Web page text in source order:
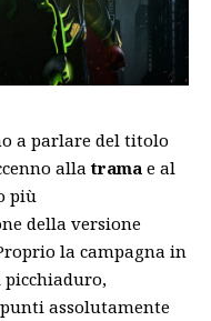
a parlare del titolo
allatrama e al
più
della versione
la campagna in
picchiaduro,
assolutamente